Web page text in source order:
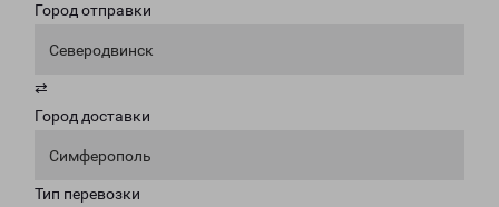
Город отправки
Северодвинск
⇄
Город доставки
Симферополь
Тип перевозки